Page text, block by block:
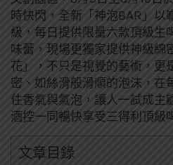
時快閃，全新「神泡BAR」以
級，每日提供限量六款頂級生
味蕾，現場更獨家提供神級綿
花」，不只是視覺的藝術，更
密、如絲滑般滑順的泡沫，在
住香氣與氣泡，讓人一試成主
酒控一同暢快享受三得利頂級
文章目錄